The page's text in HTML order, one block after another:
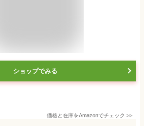
ショップでみる
価格と在庫をAmazonでチェック >>